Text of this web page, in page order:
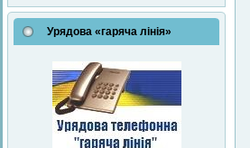
Урядова «гаряча лінія»